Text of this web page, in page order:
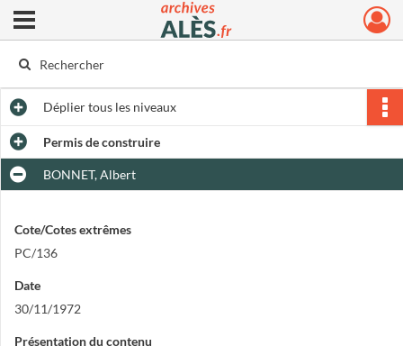
Archives municipales d'Alès
Ouvrir le menu déroulant
Dépliertous les niveaux
Permis de construire
BONNET, Albert
Cote/Cotes extrêmes
PC/136
Date
30/11/1972
Présentation du contenu